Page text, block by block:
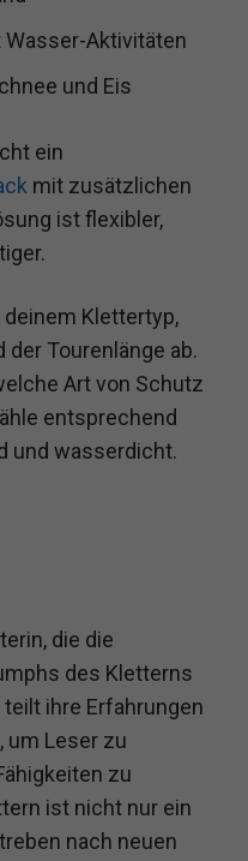
Aktivitäten
und Eis
ein
mit zusätzlichen
ist flexibler,
Klettertyp,
Tourenlänge ab.
Art von Schutz
entsprechend
und wasserdicht.
die die
des Kletterns
ihre Erfahrungen
um Leser zu
zu
ist nicht nur ein
nach neuen